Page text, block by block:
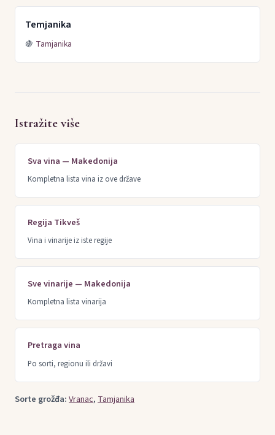
Temjanika
🍇 Tamjanika
Istražite više
Sva vina — Makedonija
Kompletna lista vina iz ove države
Regija Tikveš
Vina i vinarije iz iste regije
Sve vinarije — Makedonija
Kompletna lista vinarija
Pretraga vina
Po sorti, regionu ili državi
Sorte grožđa:Vranac, Tamjanika